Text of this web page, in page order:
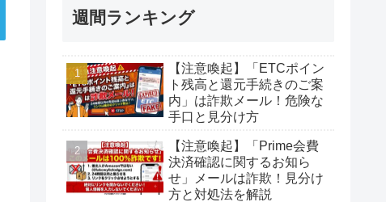
週間ランキング
【注意喚起】「ETCポイン
ト残高と還元手続きのご案
内」は詐欺メール！危険な
手口と見分け方
【注意喚起】「Prime会費
決済確認に関するお知ら
せ」メールは詐欺！見分け
方と対処法を解説